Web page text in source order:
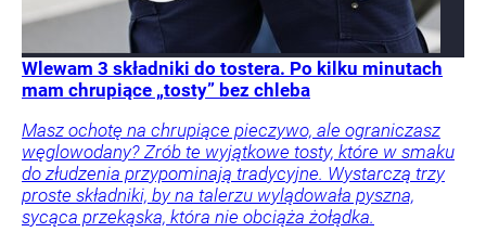
Wlewam 3 składniki do tostera. Po kilku minutach
mam chrupiące „tosty” bez chleba
Masz ochotę na chrupiące pieczywo, ale ograniczasz
węglowodany? Zrób te wyjątkowe tosty, które w smaku
do złudzenia przypominają tradycyjne. Wystarczą trzy
proste składniki, by na talerzu wylądowała pyszna,
sycąca przekąska, która nie obciąża żołądka.